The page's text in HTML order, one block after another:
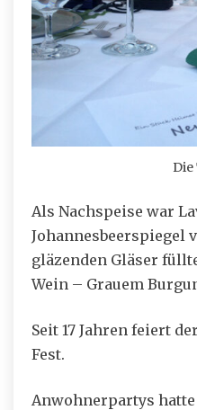
Die
Als Nachspeise war
Johannesbeerspiegel
gläzenden Gläser
Wein – Grauem
Seit 17 Jahren feiert
Fest.
Anwohnerpartys